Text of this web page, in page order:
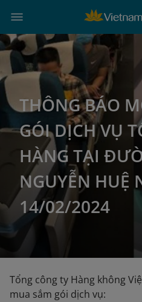
THÔNG BÁO
GÓI DỊCH VỤ
HÀNG TẠI
NGUYỄN HUỆ
14/02/2024
Tổng công ty Hàng không
mua sắm gói dịch vụ: